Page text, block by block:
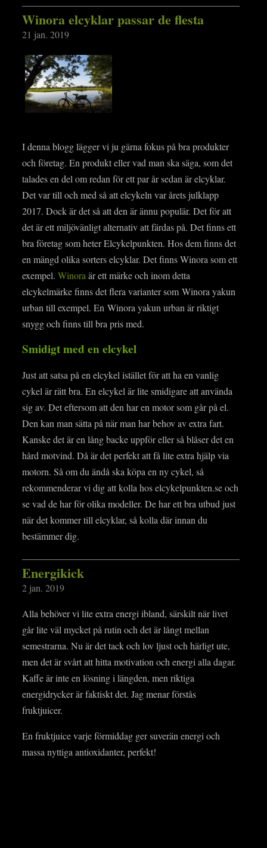
Winora elcyklar passar de flesta
21 jan. 2019
I denna blogg lägger vi ju gärna fokus på bra produkter
och företag. En produkt eller vad man ska säga, som det
talades en del om redan för ett par år sedan är elcyklar.
Det var till och med så att elcykeln var årets julklapp
2017. Dock är det så att den är ännu populär. Det för att
det är ett miljövänligt alternativ att färdas på. Det finns ett
bra företag som heter Elcykelpunkten. Hos dem finns det
en mängd olika sorters elcyklar. Det finns Winora som ett
exempel. Winora är ett märke och inom detta
elcykelmärke finns det flera varianter som Winora yakun
urban till exempel. En Winora yakun urban är riktigt
snygg och finns till bra pris med.
Smidigt med en elcykel
Just att satsa på en elcykel istället för att ha en vanlig
cykel är rätt bra. En elcykel är lite smidigare att använda
sig av. Det eftersom att den har en motor som går på el.
Den kan man sätta på när man har behov av extra fart.
Kanske det är en lång backe uppför eller så blåser det en
hård motvind. Då är det perfekt att få lite extra hjälp via
motorn. Så om du ändå ska köpa en ny cykel, så
rekommenderar vi dig att kolla hos elcykelpunkten.se och
se vad de har för olika modeller. De har ett bra utbud just
när det kommer till elcyklar, så kolla där innan du
bestämmer dig.
Energikick
2 jan. 2019
Alla behöver vi lite extra energi ibland, särskilt när livet
går lite väl mycket på rutin och det är långt mellan
semestrarna. Nu är det tack och lov ljust och härligt ute,
men det är svårt att hitta motivation och energi alla dagar.
Kaffe är inte en lösning i längden, men riktiga
energidrycker är faktiskt det. Jag menar förstås
fruktjuicer.
En fruktjuice varje förmiddag ger suverän energi och
massa nyttiga antioxidanter, perfekt!